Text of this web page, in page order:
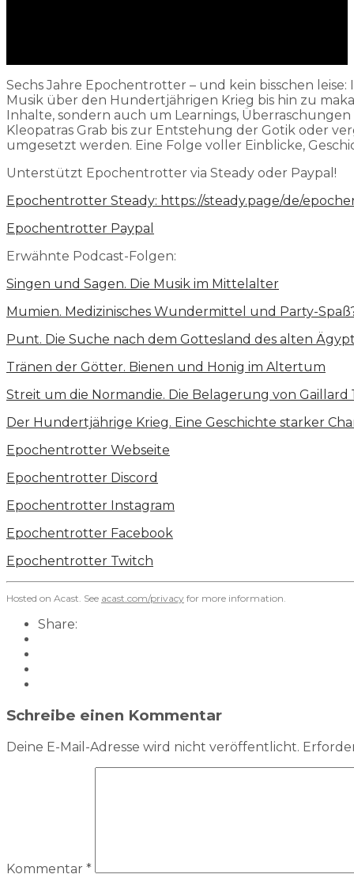
Sechs Jahre Epochentrotter – und kein bisschen
Musik über den Hundertjährigen Krieg bis hin zu
Inhalte, sondern auch um Learnings,
Kleopatras Grab bis zur Entstehung der Gotik oder
umgesetzt werden. Eine Folge voller Einblicke,
Unterstützt Epochentrotter via Steady oder Paypal!
Epochentrotter Steady: https://steady.page/de/
Epochentrotter Paypal
Erwähnte Podcast-Folgen:
Singen und Sagen. Die Musik im Mittelalter
Mumien. Medizinisches Wundermittel und Party-
Punt. Die Suche nach dem Gottesland des alten
Tränen der Götter. Bienen und Honig im Altertum
Streit um die Normandie. Die Belagerung von Gaillard
Der Hundertjährige Krieg. Eine Geschichte starker
⁠⁠⁠⁠⁠Epochentrotter Webseite⁠⁠⁠⁠⁠⁠⁠⁠⁠⁠⁠⁠⁠⁠⁠⁠⁠⁠⁠⁠⁠⁠
⁠Epochentrotter Discord⁠
⁠⁠⁠⁠⁠⁠⁠⁠⁠⁠⁠⁠⁠⁠⁠⁠⁠⁠⁠⁠⁠⁠Epochentrotter Instagram⁠⁠⁠⁠⁠⁠⁠⁠⁠⁠⁠⁠⁠⁠⁠⁠⁠⁠⁠⁠⁠⁠
⁠⁠⁠⁠⁠⁠⁠⁠⁠⁠⁠⁠⁠⁠⁠⁠⁠⁠⁠⁠⁠⁠Epochentrotter Facebook⁠⁠⁠⁠⁠⁠⁠⁠⁠⁠⁠⁠⁠⁠⁠⁠⁠
⁠Epochentrotter Twitch⁠
Hosted on Acast. See acast.com/privacy for more information.
Share:
Schreibe einen Kommentar
Deine E-Mail-Adresse wird nicht veröffentlicht.
Kommentar *